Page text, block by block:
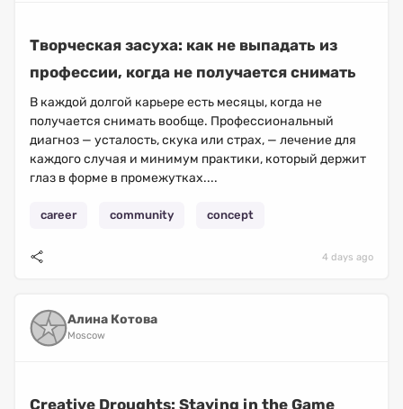
Творческая засуха: как не выпадать из
профессии, когда не получается снимать
В каждой долгой карьере есть месяцы, когда не
получается снимать вообще. Профессиональный
диагноз — усталость, скука или страх, — лечение для
каждого случая и минимум практики, который держит
глаз в форме в промежутках....
career community concept
4 days ago
Алина Котова
Moscow
Creative Droughts: Staying in the Game